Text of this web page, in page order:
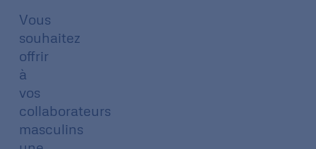
Vous
souhaitez
offrir
à
vos
collaborateurs
masculins